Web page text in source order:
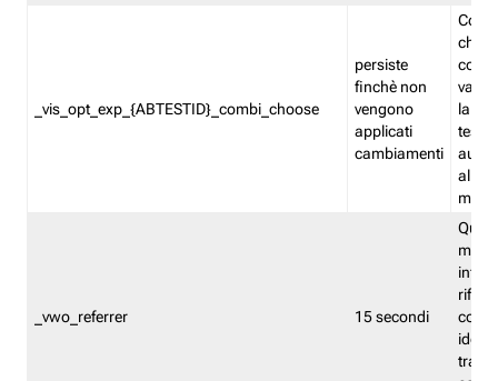
_vis_opt_exp_{ABTESTID}_combi_choose
persiste
finchè non
vengono
applicati
cambiamenti
che
la
test.
_vwo_referrer 15 secondi